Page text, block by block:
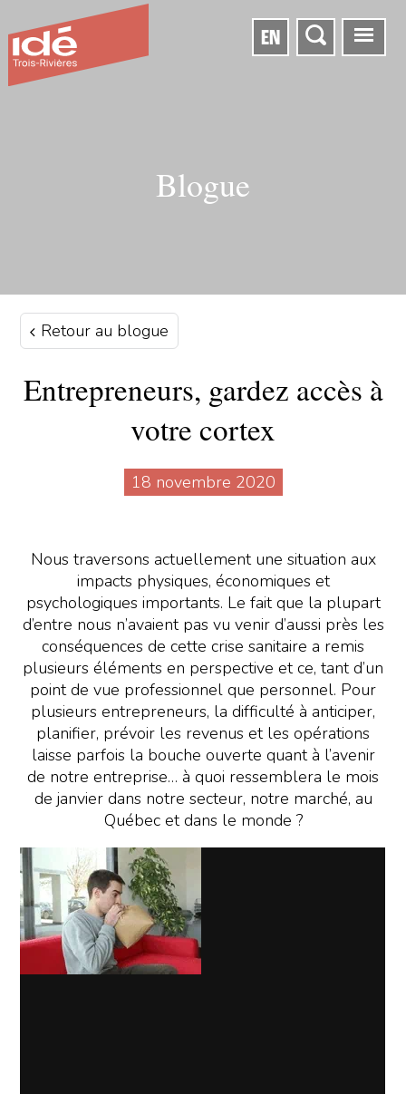
EN
Blogue
Retour au blogue
Entrepreneurs, gardez accès à
votre cortex
18 novembre 2020
Nous traversons actuellement une situation aux
impacts physiques, économiques et
psychologiques importants. Le fait que la plupart
d’entre nous n’avaient pas vu venir d’aussi près les
conséquences de cette crise sanitaire a remis
plusieurs éléments en perspective et ce, tant d’un
point de vue professionnel que personnel. Pour
plusieurs entrepreneurs, la difficulté à anticiper,
planifier, prévoir les revenus et les opérations
laisse parfois la bouche ouverte quant à l’avenir
de notre entreprise… à quoi ressemblera le mois
de janvier dans notre secteur, notre marché, au
Québec et dans le monde ?